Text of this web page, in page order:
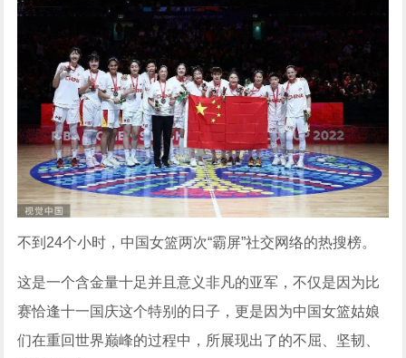
不到24个小时，中国女篮两次“霸屏”社交网络的热搜榜。
这是一个含金量十足并且意义非凡的亚军，不仅是因为比
赛恰逢十一国庆这个特别的日子，更是因为中国女篮姑娘
们在重回世界巅峰的过程中，所展现出了的不屈、坚韧、